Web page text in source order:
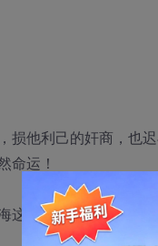
他利己的奸商，也
命运！
这计策的精髓。